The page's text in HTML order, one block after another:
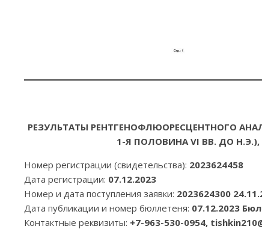
РЕЗУЛЬТАТЫ РЕНТГЕНОФЛЮОРЕСЦЕНТНОГО
1-Я ПОЛОВИНА VI ВВ. ДО
Номер регистрации (свидетельства): 2023624458
Дата регистрации: 07.12.2023
Номер и дата поступления заявки: 2023624300
Дата публикации и номер бюллетеня: 07.12.2023
Контактные реквизиты: +7-963-530-0954,